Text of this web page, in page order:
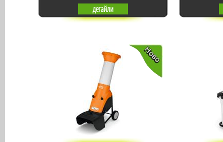
детайли